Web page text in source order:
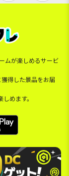
ムが楽しめるサービ
得した景品をお届
めます。